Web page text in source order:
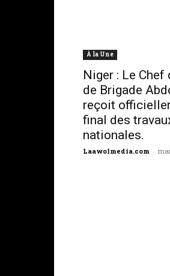
À la Une
Niger : Le Chef
de Brigade
reçoit
final des
nationales.
Laawolmedia.com -